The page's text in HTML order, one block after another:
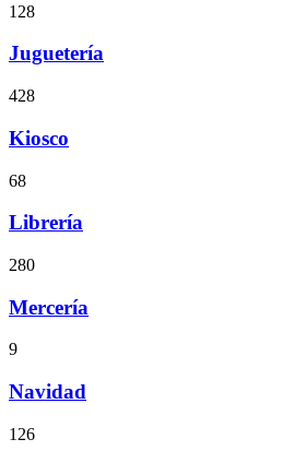
128
Juguetería
428
Kiosco
68
Librería
280
Mercería
9
Navidad
126